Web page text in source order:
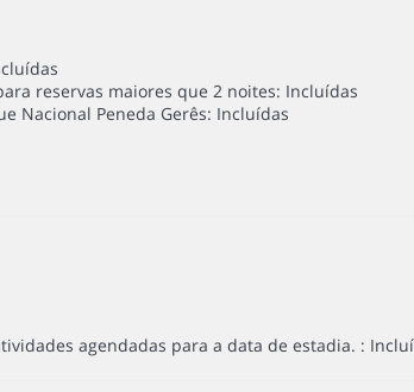
reservas maiores que 2 noites: Incluídas
Nacional Peneda Gerês: Incluídas
agendadas para a data de estadia. :